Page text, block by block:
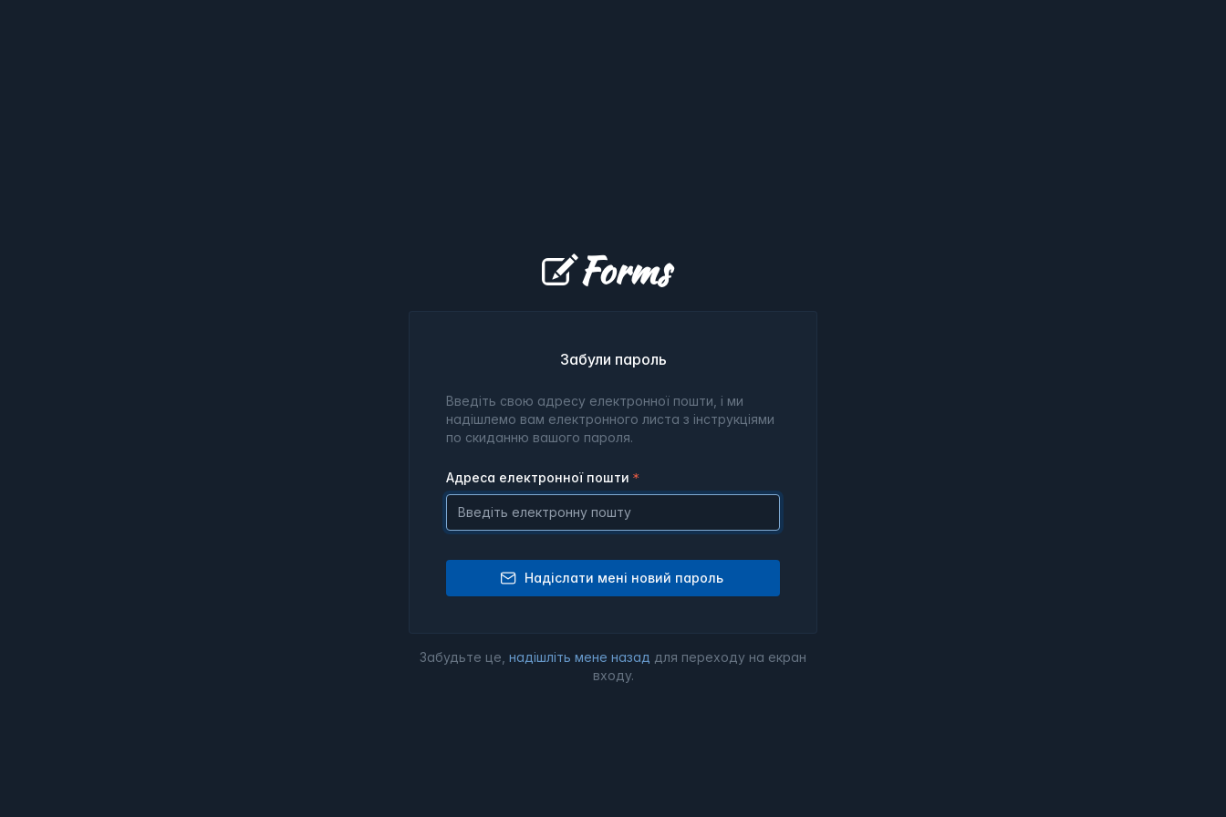
Forms
Забули пароль
Введіть свою адресу електронної пошти, і ми
надішлемо вам електронного листа з інструкціями
по скиданню вашого пароля.
Адреса електронної пошти
Надіслати мені новий пароль
Забудьте це, надішліть мене назад для переходу на екран
входу.